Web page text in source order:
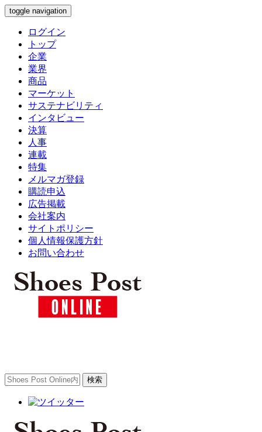
toggle navigation
ログイン
トップ
企業
業界
商品
マーケット
サステナビリティ
インタビュー
決算
人事
連載
特集
メルマガ登録
購読申込
広告掲載
会社案内
サイトポリシー
個人情報保護方針
お問い合わせ